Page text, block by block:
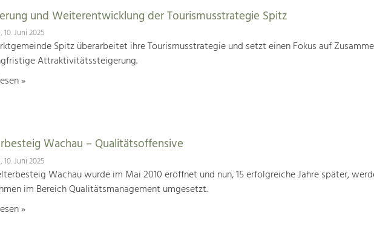
und Weiterentwicklung der Tourismusstrategie Spitz
Juni 2025
Spitz überarbeitet ihre Tourismusstrategie und setzt einen Fokus auf
Attraktivitätssteigerung.
»
Wachau – Qualitätsoffensive
Juni 2025
Wachau wurde im Mai 2010 eröffnet und nun, 15 erfolgreiche Jahre später,
im Bereich Qualitätsmanagement umgesetzt.
»